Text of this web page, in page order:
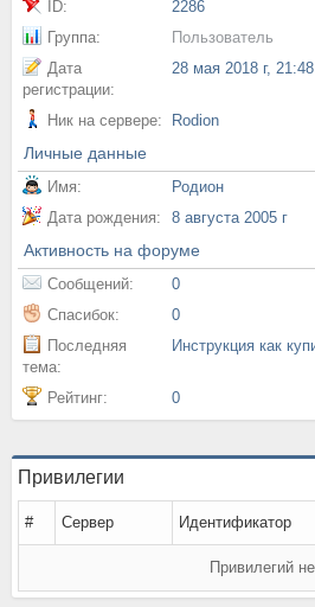
ID:
2286
Группа:
Пользователь
Дата
регистрации:
28 мая 2018 г, 21:48
Ник на сервере: Rodion
Личные данные
Имя:
Родион
Дата рождения:
8 августа 2005 г
Активность на форуме
Сообщений:
0
Спасибок:
0
Последняя
тема:
Инструкция как
Рейтинг: 0
Привилегии
# Сервер Идентификатор
Привилегий